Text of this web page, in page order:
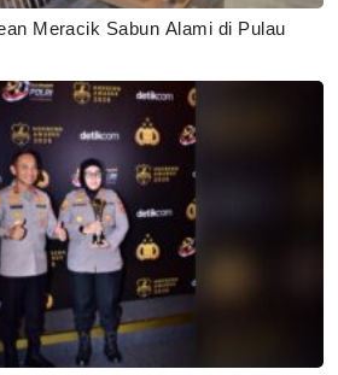
Meracik Sabun Alami di Pulau